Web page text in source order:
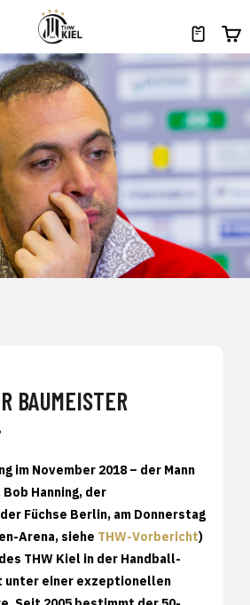
BAUMEISTER
im November 2018 – der Mann
Hanning, der
Füchse Berlin, am Donnerstag
Arena, siehe THW-Vorbericht)
THW Kiel in der Handball-
unter einer exzeptionellen